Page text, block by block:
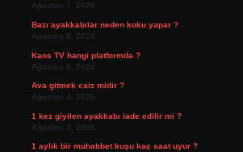
Ağustos 7, 2026
Bazı ayakkabılar neden koku yapar ?
Ağustos 6, 2026
Kaos TV hangi platformda ?
Ağustos 5, 2026
Ava gitmek caiz midir ?
Ağustos 4, 2026
1 kez giyilen ayakkabı iade edilir mi ?
Ağustos 3, 2026
1 aylık bir muhabbet kuşu kaç saat uyur ?